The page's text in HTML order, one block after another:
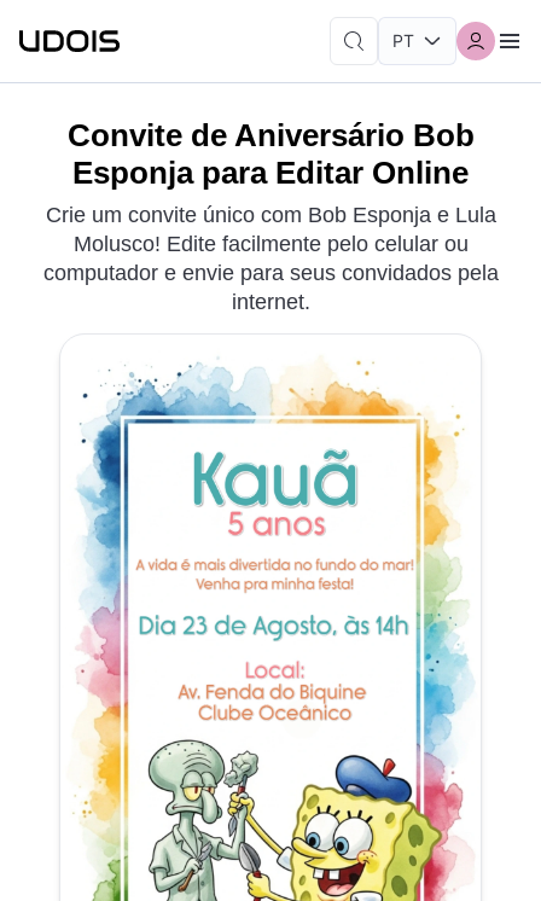
Convite de Aniversário Bob
Esponja para Editar Online
Crie um convite único com Bob Esponja e Lula
Molusco! Edite facilmente pelo celular ou
computador e envie para seus convidados pela
internet.